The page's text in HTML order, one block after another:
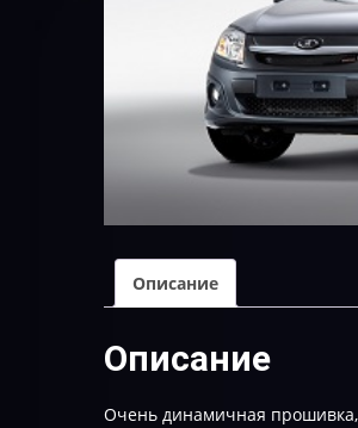
Описание
Описание
Очень динамичная